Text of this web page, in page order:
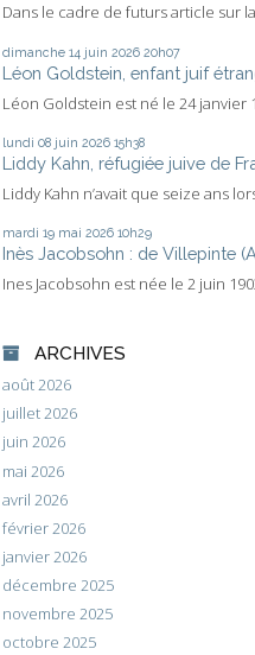
Dans le cadre de futurs article sur
dimanche 14 juin 2026 20h07
Léon Goldstein, enfant juif
Léon Goldstein est né le 24 janvier
lundi 08 juin 2026 15h38
Liddy Kahn, réfugiée juive de
Liddy Kahn n’avait que seize ans
mardi 19 mai 2026 10h29
Inès Jacobsohn : de Villepinte
Ines Jacobsohn est née le 2 juin
ARCHIVES
août 2026
juillet 2026
juin 2026
mai 2026
avril 2026
février 2026
janvier 2026
décembre 2025
novembre 2025
octobre 2025